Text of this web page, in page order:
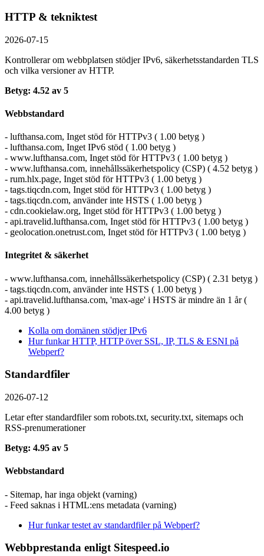
HTTP & tekniktest
2026-07-15
Kontrollerar om webbplatsen stödjer IPv6, säkerhets­standarden TLS
och vilka versioner av HTTP.
Betyg: 4.52 av 5
Webbstandard
- lufthansa.com, Inget stöd för HTTPv3 ( 1.00 betyg )
- lufthansa.com, Inget IPv6 stöd ( 1.00 betyg )
- www.lufthansa.com, Inget stöd för HTTPv3 ( 1.00 betyg )
- www.lufthansa.com, innehållssäkerhetspolicy (CSP) ( 4.52 betyg )
- rum.hlx.page, Inget stöd för HTTPv3 ( 1.00 betyg )
- tags.tiqcdn.com, Inget stöd för HTTPv3 ( 1.00 betyg )
- tags.tiqcdn.com, använder inte HSTS ( 1.00 betyg )
- cdn.cookielaw.org, Inget stöd för HTTPv3 ( 1.00 betyg )
- api.travelid.lufthansa.com, Inget stöd för HTTPv3 ( 1.00 betyg )
- geolocation.onetrust.com, Inget stöd för HTTPv3 ( 1.00 betyg )
Integritet & säkerhet
- www.lufthansa.com, innehållssäkerhetspolicy (CSP) ( 2.31 betyg )
- tags.tiqcdn.com, använder inte HSTS ( 1.00 betyg )
- api.travelid.lufthansa.com, 'max-age' i HSTS är mindre än 1 år (
4.00 betyg )
Kolla om domänen stödjer IPv6
Hur funkar HTTP, HTTP över SSL, IP, TLS & ESNI på
Webperf?
Standardfiler
2026-07-12
Letar efter standardfiler som robots.txt, security.txt, sitemaps och
RSS-prenumerationer
Betyg: 4.95 av 5
Webbstandard
- Sitemap, har inga objekt (varning)
- Feed saknas i HTML:ens metadata (varning)
Hur funkar testet av standardfiler på Webperf?
Webbprestanda enligt Sitespeed.io